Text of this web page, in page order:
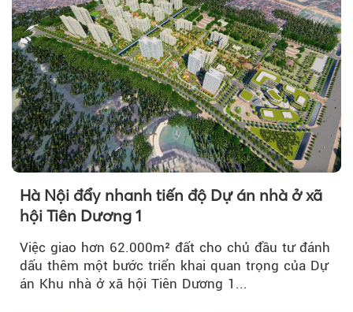
Hà Nội đẩy nhanh tiến độ Dự án nhà ở xã
hội Tiên Dương 1
Việc giao hơn 62.000m² đất cho chủ đầu tư đánh
dấu thêm một bước triển khai quan trọng của Dự
án Khu nhà ở xã hội Tiên Dương 1...